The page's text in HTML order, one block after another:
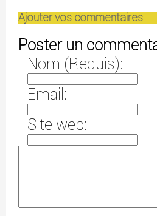
Ajouter vos commentaires
Poster un
Nom (Requis):
Email:
Site web: